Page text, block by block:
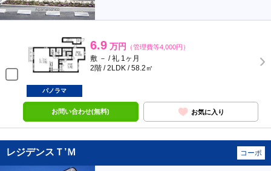
6.9 万円 （管理費等4,000円）
敷 － / 礼 1ヶ月
2階 / 2LDK / 58.2㎡
パノラマ
お問い合わせ(無料) お気に入り
レジデンスＴ’Ｍ コーポ